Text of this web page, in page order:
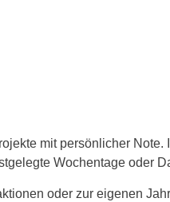
mit persönlicher Note.
Wochentage oder
oder zur eigenen